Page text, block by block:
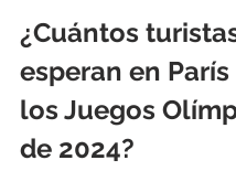
¿Cuántos
esperan en
los Juegos
de 2024?